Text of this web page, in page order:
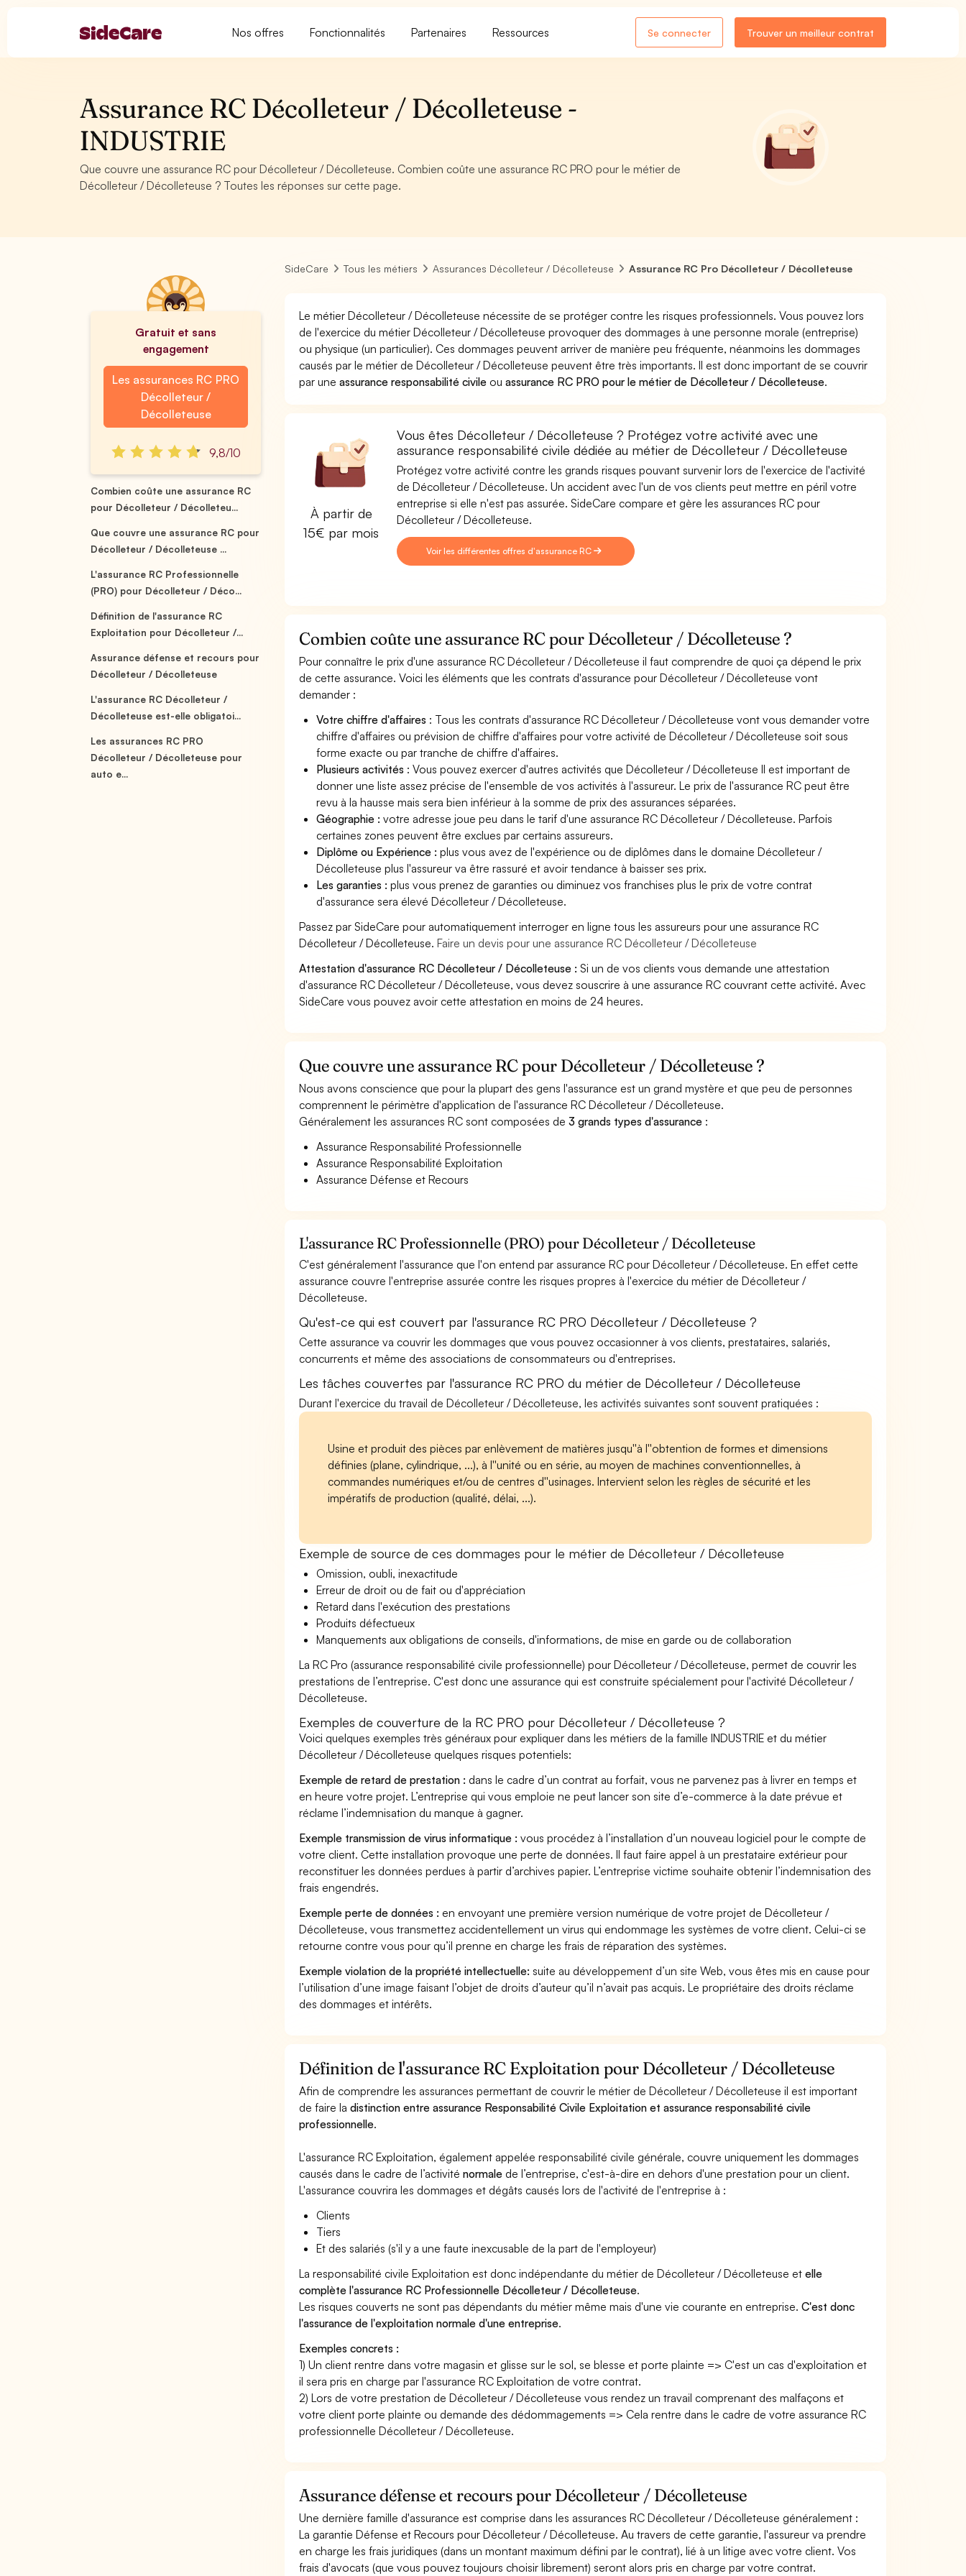
Nos offres Fonctionnalités Partenaires Ressources Se connecter Trouver un meilleur contrat
Assurance RC Décolleteur / Décolleteuse -
INDUSTRIE
Que couvre une assurance RC pour Décolleteur / Décolleteuse. Combien coûte une assurance RC PRO pour le métier de
Décolleteur / Décolleteuse ? Toutes les réponses sur cette page.
Gratuit et sans
engagement
Les assurances RC PRO
Décolleteur /
Décolleteuse
9,8/10
Combien coûte une assurance RC
pour Décolleteur / Décolleteu...
Que couvre une assurance RC pour
Décolleteur / Décolleteuse ...
L'assurance RC Professionnelle
(PRO) pour Décolleteur / Déco...
Définition de l'assurance RC
Exploitation pour Décolleteur /...
Assurance défense et recours pour
Décolleteur / Décolleteuse
L'assurance RC Décolleteur /
Décolleteuse est-elle obligatoi...
Les assurances RC PRO
Décolleteur / Décolleteuse pour
auto e...
SideCare Tous les métiers Assurances Décolleteur / Décolleteuse Assurance RC Pro Décolleteur / Décolleteuse
Le métier Décolleteur / Décolleteuse nécessite de se protéger contre les risques professionnels. Vous pouvez lors
de l'exercice du métier Décolleteur / Décolleteuse provoquer des dommages à une personne morale (entreprise)
ou physique (un particulier). Ces dommages peuvent arriver de manière peu fréquente, néanmoins les dommages
causés par le métier de Décolleteur / Décolleteuse peuvent être très importants. Il est donc important de se couvrir
par uneassurance responsabilité civile ouassurance RC PRO pour le métier de Décolleteur / Décolleteuse.
À partir de
15€ par mois
Vous êtes Décolleteur / Décolleteuse ? Protégez votre activité avec une
assurance responsabilité civile dédiée au métier de Décolleteur / Décolleteuse
Protégez votre activité contre les grands risques pouvant survenir lors de l'exercice de l'activité
de Décolleteur / Décolleteuse. Un accident avec l'un de vos clients peut mettre en péril votre
entreprise si elle n'est pas assurée. SideCare compare et gère les assurances RC pour
Décolleteur / Décolleteuse.
Voir les différentes offres d'assurance RC
Combien coûte une assurance RC pour Décolleteur / Décolleteuse ?
Pour connaître le prix d'une assurance RC Décolleteur / Décolleteuse il faut comprendre de quoi ça dépend le prix
de cette assurance. Voici les éléments que les contrats d'assurance pour Décolleteur / Décolleteuse vont
demander :
Votre chiffre d'affaires : Tous les contrats d'assurance RC Décolleteur / Décolleteuse vont vous demander votre
chiffre d'affaires ou prévision de chiffre d'affaires pour votre activité de Décolleteur / Décolleteuse soit sous
forme exacte ou par tranche de chiffre d'affaires.
Plusieurs activités : Vous pouvez exercer d'autres activités que Décolleteur / Décolleteuse Il est important de
donner une liste assez précise de l'ensemble de vos activités à l'assureur. Le prix de l'assurance RC peut être
revu à la hausse mais sera bien inférieur à la somme de prix des assurances séparées.
Géographie :votre adresse joue peu dans le tarif d'une assurance RC Décolleteur / Décolleteuse. Parfois
certaines zones peuvent être exclues par certains assureurs.
Diplôme ou Expérience :plus vous avez de l'expérience ou de diplômes dans le domaine Décolleteur /
Décolleteuse plus l'assureur va être rassuré et avoir tendance à baisser ses prix.
Les garanties :plus vous prenez de garanties ou diminuez vos franchises plus le prix de votre contrat
d'assurance sera élevé Décolleteur / Décolleteuse.
Passez par SideCare pour automatiquement interroger en ligne tous les assureurs pour une assurance RC
Décolleteur / Décolleteuse.Faire un devis pour une assurance RC Décolleteur / Décolleteuse
Attestation d'assurance RC Décolleteur / Décolleteuse : Si un de vos clients vous demande une attestation
d'assurance RC Décolleteur / Décolleteuse, vous devez souscrire à une assurance RC couvrant cette activité. Avec
SideCare vous pouvez avoir cette attestation en moins de 24 heures.
Que couvre une assurance RC pour Décolleteur / Décolleteuse ?
Nous avons conscience que pour la plupart des gens l'assurance est un grand mystère et que peu de personnes
comprennent le périmètre d'application de l'assurance RC Décolleteur / Décolleteuse.
Généralement les assurances RC sont composées de3 grands types d'assurance :
Assurance Responsabilité Professionnelle
Assurance Responsabilité Exploitation
Assurance Défense et Recours
L'assurance RC Professionnelle (PRO) pour Décolleteur / Décolleteuse
C'est généralement l'assurance que l'on entend par assurance RC pour Décolleteur / Décolleteuse. En effet cette
assurance couvre l'entreprise assurée contre les risques propres à l'exercice du métier de Décolleteur /
Décolleteuse.
Qu'est-ce qui est couvert par l'assurance RC PRO Décolleteur / Décolleteuse ?
Cette assurance va couvrir les dommages que vous pouvez occasionner à vos clients, prestataires, salariés,
concurrents et même des associations de consommateurs ou d'entreprises.
Les tâches couvertes par l'assurance RC PRO du métier de Décolleteur / Décolleteuse
Durant l'exercice du travail de Décolleteur / Décolleteuse, les activités suivantes sont souvent pratiquées :
Usine et produit des pièces par enlèvement de matières jusqu''à l''obtention de formes et dimensions
définies (plane, cylindrique, ...), à l''unité ou en série, au moyen de machines conventionnelles, à
commandes numériques et/ou de centres d''usinages. Intervient selon les règles de sécurité et les
impératifs de production (qualité, délai, ...).
Exemple de source de ces dommages pour le métier de Décolleteur / Décolleteuse
Omission, oubli, inexactitude
Erreur de droit ou de fait ou d'appréciation
Retard dans l'exécution des prestations
Produits défectueux
Manquements aux obligations de conseils, d'informations, de mise en garde ou de collaboration
La RC Pro (assurance responsabilité civile professionnelle) pour Décolleteur / Décolleteuse, permet de couvrir les
prestations de l’entreprise. C'est donc une assurance qui est construite spécialement pour l'activité Décolleteur /
Décolleteuse.
Exemples de couverture de la RC PRO pour Décolleteur / Décolleteuse ?
Voici quelques exemples très généraux pour expliquer dans les métiers de la famille INDUSTRIE et du métier
Décolleteur / Décolleteuse quelques risques potentiels:
Exemple de retard de prestation : dans le cadre d’un contrat au forfait, vous ne parvenez pas à livrer en temps et
en heure votre projet. L’entreprise qui vous emploie ne peut lancer son site d’e-commerce à la date prévue et
réclame l’indemnisation du manque à gagner.
Exemple transmission de virus informatique : vous procédez à l’installation d’un nouveau logiciel pour le compte de
votre client. Cette installation provoque une perte de données. Il faut faire appel à un prestataire extérieur pour
reconstituer les données perdues à partir d’archives papier. L’entreprise victime souhaite obtenir l’indemnisation des
frais engendrés.
Exemple perte de données : en envoyant une première version numérique de votre projet de Décolleteur /
Décolleteuse, vous transmettez accidentellement un virus qui endommage les systèmes de votre client. Celui-ci se
retourne contre vous pour qu’il prenne en charge les frais de réparation des systèmes.
Exemple violation de la propriété intellectuelle: suite au développement d’un site Web, vous êtes mis en cause pour
l’utilisation d’une image faisant l’objet de droits d’auteur qu’il n’avait pas acquis. Le propriétaire des droits réclame
des dommages et intérêts.
Définition de l'assurance RC Exploitation pour Décolleteur / Décolleteuse
Afin de comprendre les assurances permettant de couvrir le métier de Décolleteur / Décolleteuse il est important
de faire ladistinction entre assurance Responsabilité Civile Exploitation et assurance responsabilité civile
professionnelle.
L'assurance RC Exploitation, également appelée responsabilité civile générale, couvre uniquement les dommages
causés dans le cadre de l’activiténormale de l’entreprise, c'est-à-dire en dehors d'une prestation pour un client.
L'assurance couvrira les dommages et dégâts causés lors de l'activité de l'entreprise à :
Clients
Tiers
Et des salariés (s'il y a une faute inexcusable de la part de l'employeur)
La responsabilité civile Exploitation est donc indépendante du métier de Décolleteur / Décolleteuse etelle
complète l'assurance RC Professionnelle Décolleteur / Décolleteuse.
Les risques couverts ne sont pas dépendants du métier même mais d'une vie courante en entreprise.C'est donc
l'assurance de l'exploitation normale d'une entreprise.
Exemples concrets :
1) Un client rentre dans votre magasin et glisse sur le sol, se blesse et porte plainte => C'est un cas d'exploitation et
il sera pris en charge par l'assurance RC Exploitation de votre contrat.
2) Lors de votre prestation de Décolleteur / Décolleteuse vous rendez un travail comprenant des malfaçons et
votre client porte plainte ou demande des dédommagements => Cela rentre dans le cadre de votre assurance RC
professionnelle Décolleteur / Décolleteuse.
Assurance défense et recours pour Décolleteur / Décolleteuse
Une dernière famille d'assurance est comprise dans les assurances RC Décolleteur / Décolleteuse généralement :
La garantie Défense et Recours pour Décolleteur / Décolleteuse. Au travers de cette garantie, l'assureur va prendre
en charge les frais juridiques (dans un montant maximum défini par le contrat), lié à un litige avec votre client. Vos
frais d'avocats (que vous pouvez toujours choisir librement) seront alors pris en charge par votre contrat.